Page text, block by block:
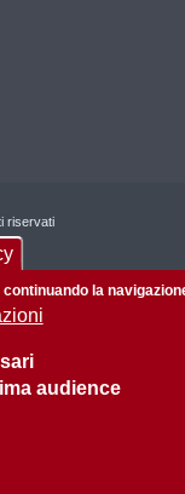
riservati
la
audience